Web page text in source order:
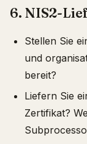
6. NIS2-
Stellen Sie
und
bereit?
Liefern Sie
Zertifikat?